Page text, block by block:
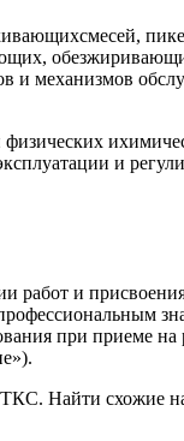
и механизмов
и
работ и
при приеме
Найти схожие